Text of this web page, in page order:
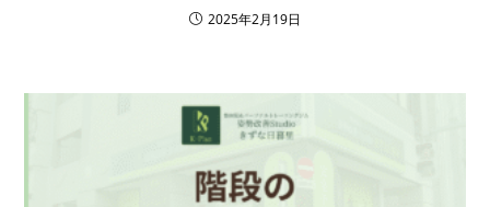
2025年2月19日